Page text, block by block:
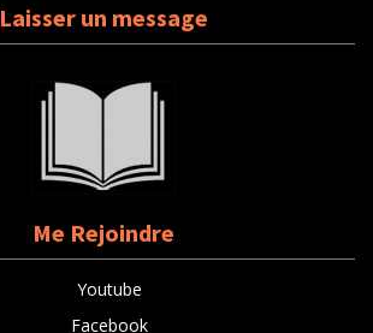
Laisser un message
Me Rejoindre
Youtube
Facebook